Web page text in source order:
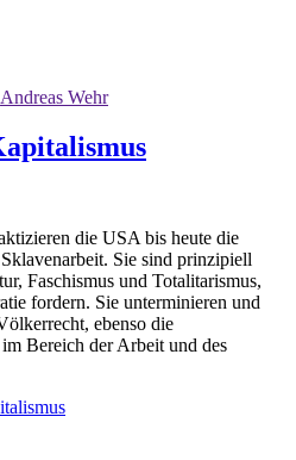
Andreas Wehr
die USA bis heute die
Sie sind prinzipiell
Faschismus und Totalitarismus,
fordern. Sie unterminieren und
ebenso die
Bereich der Arbeit und des